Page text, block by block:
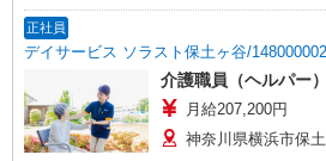
正社員
デイサービス ソラスト保土ヶ谷/
介護職員（ヘルパー
月給207,200円
神奈川県横浜市保